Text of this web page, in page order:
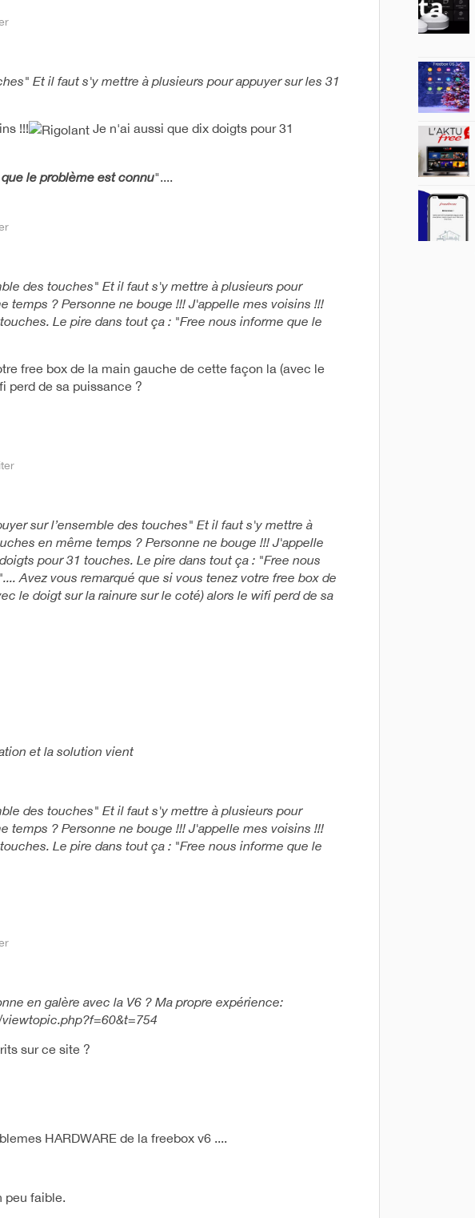
Et il faut s'y mettre à plusieurs pour appuyer sur les 31
!!!
Je n'ai aussi que dix doigts pour 31
le problème est connu"....
des touches" Et il faut s'y mettre à plusieurs pour
temps ? Personne ne bouge !!! J'appelle mes voisins !!!
Le pire dans tout ça : "Free nous informe que le
free box de la main gauche de cette façon la (avec le
perd de sa puissance ?
sur l’ensemble des touches" Et il faut s'y mettre à
en même temps ? Personne ne bouge !!! J'appelle
pour 31 touches. Le pire dans tout ça : "Free nous
Avez vous remarqué que si vous tenez votre free box de
le doigt sur la rainure sur le coté) alors le wifi perd de sa
et la solution vient
des touches" Et il faut s'y mettre à plusieurs pour
temps ? Personne ne bouge !!! J'appelle mes voisins !!!
Le pire dans tout ça : "Free nous informe que le
en galère avec la V6 ? Ma propre expérience:
viewtopic.php?f=60&t=754
sur ce site ?
HARDWARE de la freebox v6 ....
peu faible.